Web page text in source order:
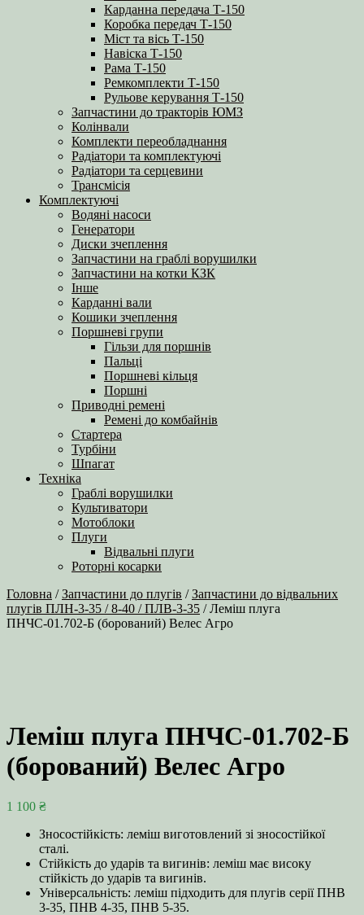
Карданна передача Т-150
Коробка передач Т-150
Міст та вісь Т-150
Навіска Т-150
Рама Т-150
Ремкомплекти Т-150
Рульове керування Т-150
Запчастини до тракторів ЮМЗ
Колінвали
Комплекти переобладнання
Радіатори та комплектуючі
Радіатори та серцевини
Трансмісія
Комплектуючі
Водяні насоси
Генератори
Диски зчеплення
Запчастини на граблі ворушилки
Запчастини на котки КЗК
Інше
Карданні вали
Кошики зчеплення
Поршневі групи
Гільзи для поршнів
Пальці
Поршневі кільця
Поршні
Приводні ремені
Ремені до комбайнів
Стартера
Турбіни
Шпагат
Техніка
Граблі ворушилки
Культиватори
Мотоблоки
Плуги
Відвальні плуги
Роторні косарки
Головна /Запчастини до плугів /Запчастини до відвальних
плугів ПЛН-3-35 / 8-40 / ПЛВ-3-35 / Леміш плуга
ПНЧС-01.702-Б (борований) Велес Агро
Леміш плуга ПНЧС-01.702-Б
(борований) Велес Агро
1 100 ₴
Зносостійкість: леміш виготовлений зі зносостійкої
сталі.
Стійкість до ударів та вигинів: леміш має високу
стійкість до ударів та вигинів.
Універсальність: леміш підходить для плугів серії ПНВ
3-35, ПНВ 4-35, ПНВ 5-35.